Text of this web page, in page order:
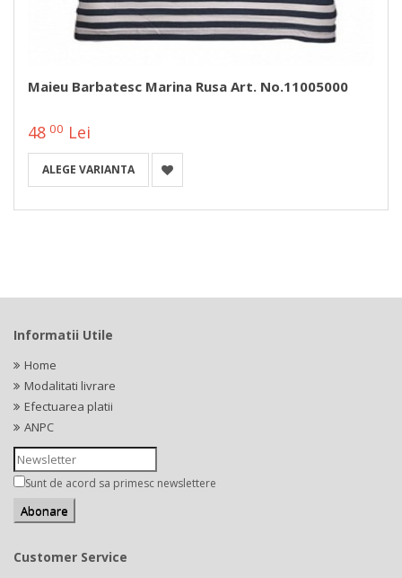
Maieu Barbatesc Marina Rusa Art. No.11005000
48 00 Lei
ALEGE VARIANTA
Informatii Utile
Home
Modalitati livrare
Efectuarea platii
ANPC
Sunt de acord sa primesc newslettere
Customer Service